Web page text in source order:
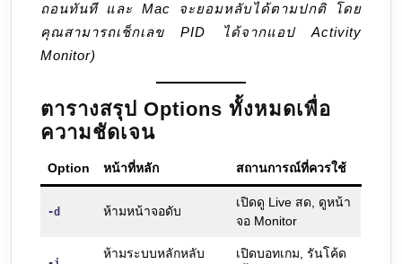
ถอนทันที และ Mac จะยอมหลับได้ตามปกติ โดย
คุณสามารถเช็กเลข PID ได้จากแอป Activity
Monitor)
ตารางสรุป Options ทั้งหมดเพื่อ
ความชัดเจน
Option หน้าที่หลัก สถานการณ์ที่ควรใช้
-d ห้ามหน้าจอดับ
เปิดดู Live สด, ดูหน้า
จอ Monitor
ห้ามระบบหลักหลับ เปิดบอทเกม, รันโค้ด